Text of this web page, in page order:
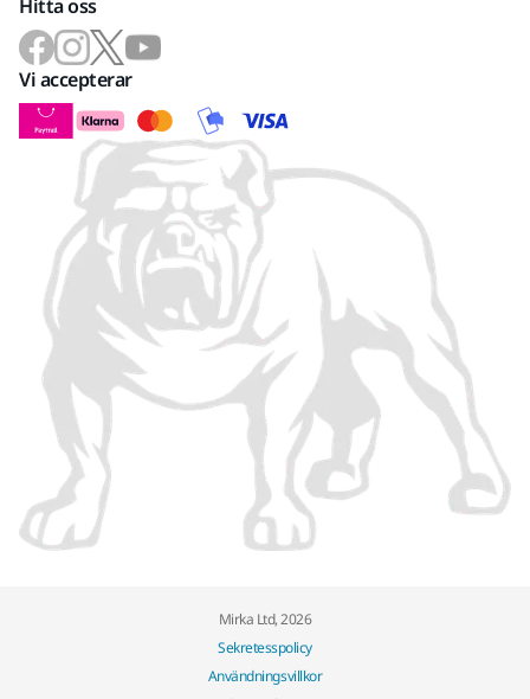
Hitta oss
Vi accepterar
Mirka Ltd, 2026
Sekretesspolicy
Användningsvillkor